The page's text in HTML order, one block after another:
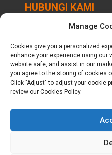
HUBUNGI KAMI
Taman
Daerah Hui'an,
+86-18698368716
kelly@baron-china.cc
© Hak Cipta - 2010-2025 :
Manage
Cookies give you a personalized
enhance your experience using our
website safe, and assist in our
you agree to the storing of cookies
Click "Adjust" to adjust your cookie
review our Cookies Policy.